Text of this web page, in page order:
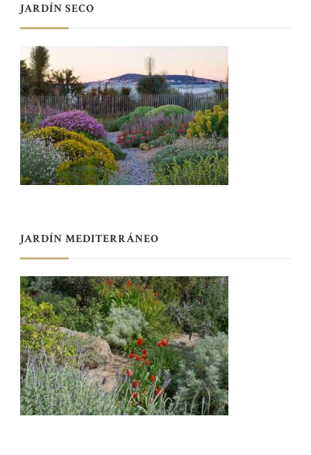
JARDÍN SECO
JARDÍN MEDITERRÁNEO